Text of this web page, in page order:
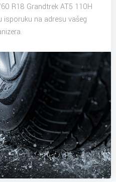
R18 Grandtrek AT5 110H
na adresu vašeg